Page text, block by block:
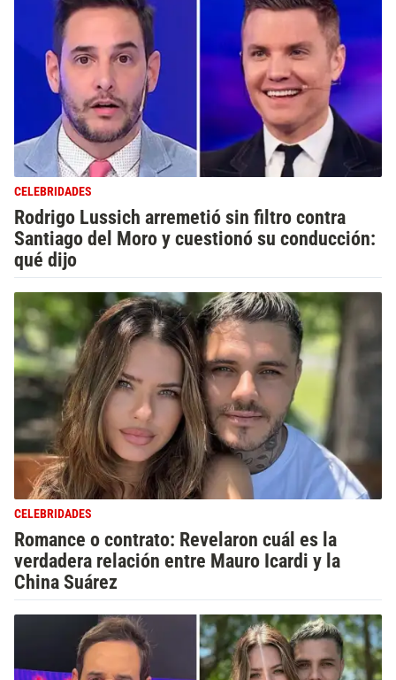
CELEBRIDADES
Rodrigo Lussich arremetió sin filtro contra
Santiago del Moro y cuestionó su conducción:
qué dijo
CELEBRIDADES
Romance o contrato: Revelaron cuál es la
verdadera relación entre Mauro Icardi y la
China Suárez